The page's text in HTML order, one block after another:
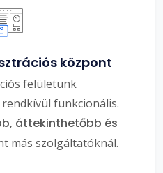
központ
felületünk
funkcionális.
áttekinthetőbb és
más szolgáltatóknál.